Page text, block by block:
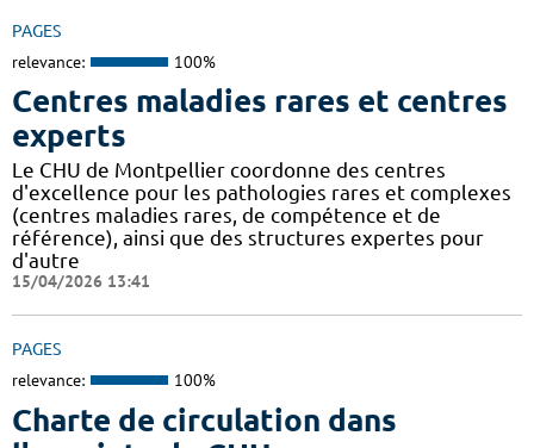
PAGES
relevance: 100%
Centres maladies rares et centres
experts
Le CHU de Montpellier coordonne des centres
d'excellence pour les pathologies rares et complexes
(centres maladies rares, de compétence et de
référence), ainsi que des structures expertes pour
d'autre
15/04/2026 13:41
PAGES
relevance: 100%
Charte de circulation dans